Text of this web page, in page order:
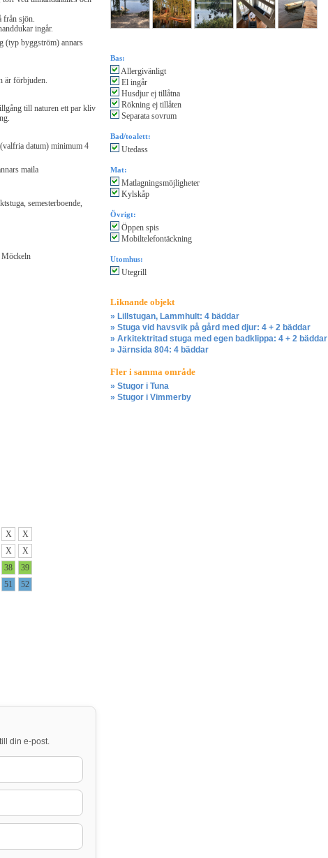
från sjön.
ingår.
(typ byggström) annars
är förbjuden.
till naturen ett par kliv
datum) minimum 4
maila
semesterboende,
Möckeln
X
X
X
X
38
39
51
52
din e-post.
Bas:
Allergivänligt
El ingår
Husdjur ej tillåtna
Rökning ej tillåten
Separata sovrum
Bad/toalett:
Utedass
Mat:
Matlagningsmöjligheter
Kylskåp
Övrigt:
Öppen spis
Mobiltelefontäckning
Utomhus:
Utegrill
Liknande objekt
» Lillstugan, Lammhult: 4 bäddar
» Stuga vid havsvik på gård med djur: 4 + 2 bäddar
» Arkitektritad stuga med egen badklippa: 4 + 2 bäddar
» Järnsida 804: 4 bäddar
Fler i samma område
» Stugor i Tuna
» Stugor i Vimmerby